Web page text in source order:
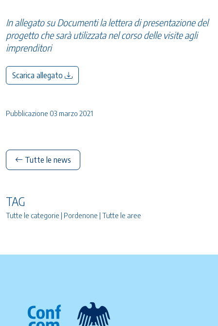
In allegato su Documenti la lettera di presentazione del
progetto che sarà utilizzata nel corso delle visite agli
imprenditori
Scarica allegato
Pubblicazione 03 marzo 2021
Tutte le news
TAG
Tutte le categorie | Pordenone | Tutte le aree